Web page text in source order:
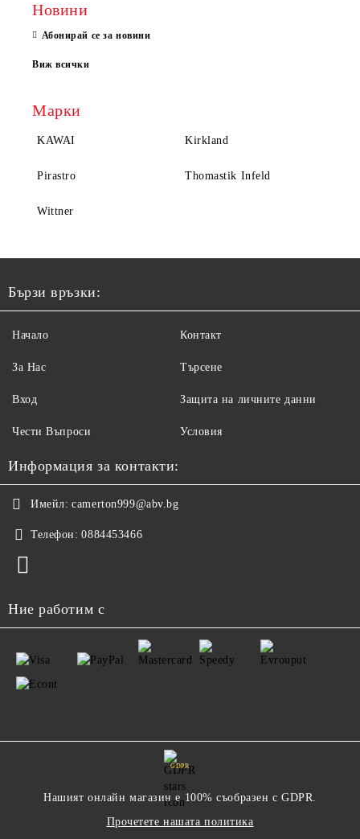
Новини
Абонирай се за новини
Виж всички
Марки
KAWAI Kirkland
Pirastro Thomastik Infeld
Wittner
Бързи връзки:
Начало
За Нас
Вход
Чести Въпроси
Контакт
Търсене
Защита на личните данни
Условия
Информация за контакти:
Имейл: camerton999@abv.bg
Телефон: 0884453466
Ние работим с
GDPR
Нашият онлайн магазин е 100% съобразен с GDPR.
Прочетете нашата политика